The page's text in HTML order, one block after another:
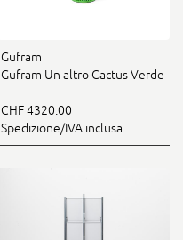
Gufram
Gufram Un altro Cactus Verde
CHF 4320.00
Spedizione/IVA inclusa